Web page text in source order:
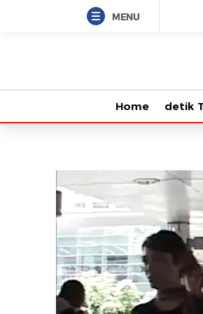
MENU
Home detik